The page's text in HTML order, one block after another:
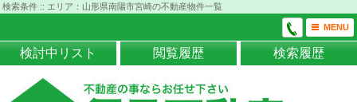
検索条件 :: エリア：山形県南陽市宮崎の不動産物件一覧
MENU
検討中リスト 閲覧履歴 検索履歴